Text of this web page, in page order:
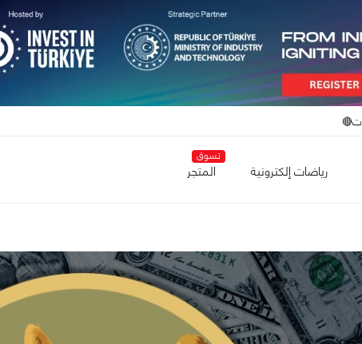
رياضات إلكترونية
تسوق
المتجر